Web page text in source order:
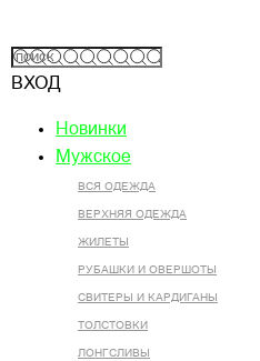
ВХОД
Новинки
Мужское
ВСЯ ОДЕЖДА
ВЕРХНЯЯ ОДЕЖДА
ЖИЛЕТЫ
РУБАШКИ И ОВЕРШОТЫ
СВИТЕРЫ И КАРДИГАНЫ
ТОЛСТОВКИ
ЛОНГСЛИВЫ